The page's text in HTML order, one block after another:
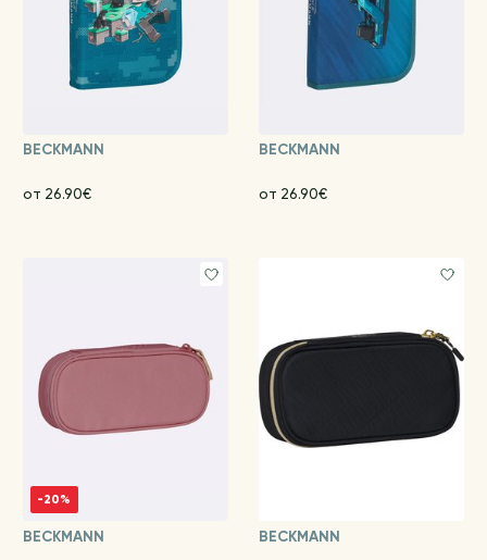
BECKMANN
от 26.90€
BECKMANN
от 26.90€
-20%
BECKMANN BECKMANN